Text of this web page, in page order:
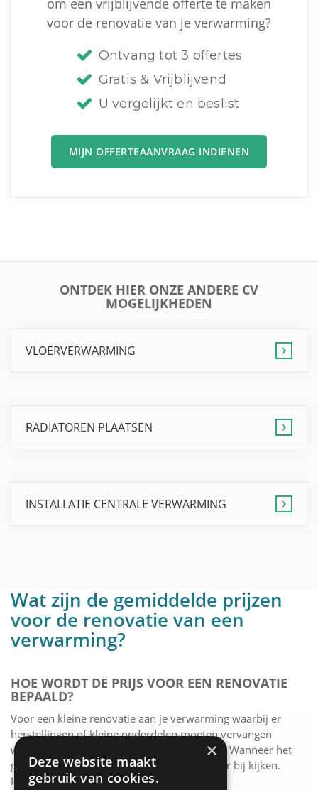
om een vrijblijvende offerte te maken
voor de renovatie van je verwarming?
Ontvang tot 3 offertes
Gratis & Vrijblijvend
U vergelijkt en beslist
MIJN OFFERTEAANVRAAG INDIENEN
ONTDEK HIER ONZE ANDERE CV
MOGELIJKHEDEN
VLOERVERWARMING
RADIATOREN PLAATSEN
INSTALLATIE CENTRALE VERWARMING
Wat zijn de gemiddelde prijzen
voor de renovatie van een
verwarming?
HOE WORDT DE PRIJS VOOR EEN RENOVATIE
BEPAALD?
Voor een kleine renovatie aan je verwarming waarbij er
herstellingen of kleine onderdelen moeten vervangen
worden, hoef je meestal niet veel te betalen. Wanneer het
gaat over grote veranderingen, komt er meer bij kijken.
Indien je kiest voor een volledig nieuw
×
Deze website maakt
gebruik van cookies.